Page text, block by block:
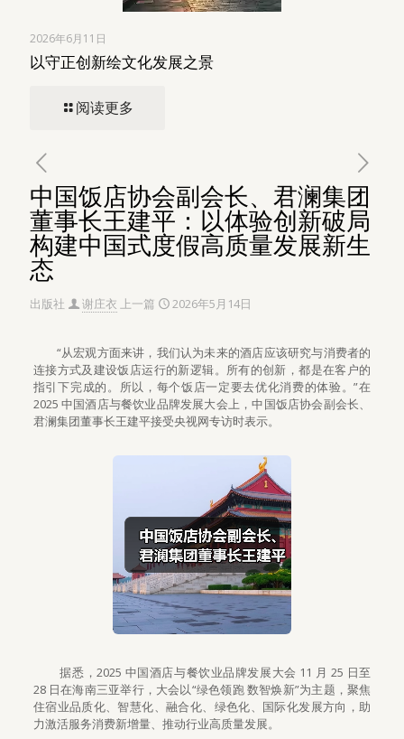
2026年6月11日
以守正创新绘文化发展之景
阅读更多
中国饭店协会副会长、君澜集团
董事长王建平：以体验创新破局
构建中国式度假高质量发展新生
态
出版社 谢庄衣 上一篇 2026年5月14日
“从宏观方面来讲，我们认为未来的酒店应该研究与消费者的
连接方式及建设饭店运行的新逻辑。所有的创新，都是在客户的
指引下完成的。所以，每个饭店一定要去优化消费的体验。”在
2025 中国酒店与餐饮业品牌发展大会上，中国饭店协会副会长、
君澜集团董事长王建平接受央视网专访时表示。
据悉，2025 中国酒店与餐饮业品牌发展大会 11 月 25 日至
28 日在海南三亚举行，大会以“绿色领跑 数智焕新”为主题，聚焦
住宿业品质化、智慧化、融合化、绿色化、国际化发展方向，助
力激活服务消费新增量、推动行业高质量发展。